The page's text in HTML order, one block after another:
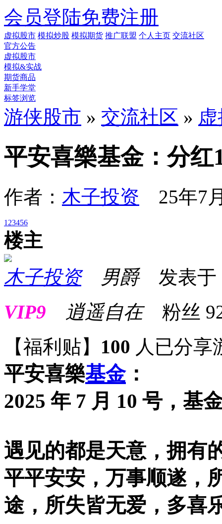
会员登陆免费注册
虚拟股市 模拟炒股 模拟期货 推广联盟 个人主页 交流社区
官方公告
虚拟股市
模拟&实战
期货商品
新手学堂
标签浏览
游侠股市 » 交流社区 »
平安喜樂基金：分红
作者： 木子投资 25年7
1 23456
楼主
木子投资
男爵发表于
VIP9
逍遥自在粉丝
【福利贴】 100 人已分
平安喜樂基金：
2025 年 7 月 10 号，基
遇见的都是天意，拥有
平平安安，万事顺遂，
途，所失皆无爱，多喜